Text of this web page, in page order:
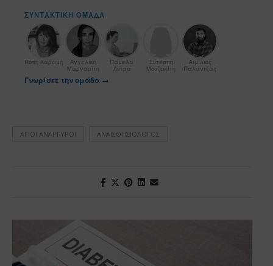
ΣΥΝΤΑΚΤΙΚΉ ΟΜΆΔΑ
Πόπη Χαραμή
Αγγελική
Μαργαρίτη
Πάμελα
Λύτρα
Ευτέρπη
Μουζακίτη
Αιμίλιος
Παλάντζας
Γνωρίστε την ομάδα →
ΆΓΙΟΙ ΑΝΆΡΓΥΡΟΙ ΑΝΑΙΣΘΗΣΙΟΛΌΓΟΣ